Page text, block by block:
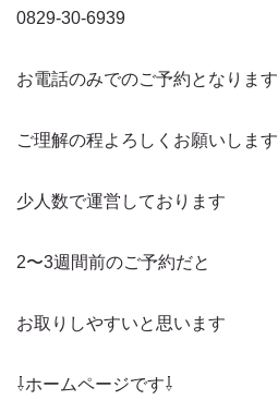
0829-30-6939
お電話のみでのご予約となります
ご理解の程よろしくお願いします
少人数で運営しております
2〜3週間前のご予約だと
お取りしやすいと思います
⇩ホームページです⇩